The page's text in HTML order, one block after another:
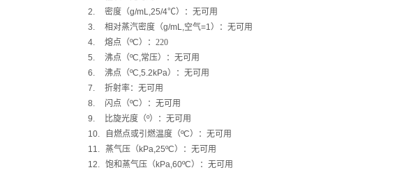
2.
密度（g/mL,25/4℃）：无可用
3.
相对蒸汽密度（g/mL,空气=1）：无可用
4.
熔点（ºC）：220
5.
沸点（ºC,常压）：无可用
6.
沸点（ºC,5.2kPa）：无可用
7.
折射率：无可用
8.
闪点（ºC）：无可用
9.
比旋光度（º）：无可用
10.
自燃点或引燃温度（ºC）：无可用
11.
蒸气压（ kPa,25ºC）：无可用
12. 饱和蒸气压（ kPa,60ºC）：无可用